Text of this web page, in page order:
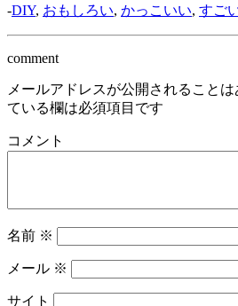
-DIY, おもしろい, かっこいい, すご
comment
メールアドレスが公開されることは
ている欄は必須項目です
コメント
名前 ※
メール ※
サイト